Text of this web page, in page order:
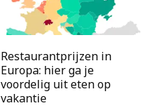
Restaurantprijzen in
Europa: hier ga je
voordelig uit eten op
vakantie